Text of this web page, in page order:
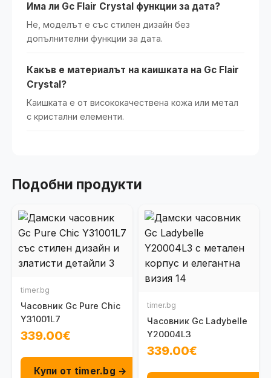
Има ли Gc Flair Crystal функции за дата?
Не, моделът е със стилен дизайн без
допълнителни функции за дата.
Какъв е материалът на каишката на Gc Flair
Crystal?
Каишката е от висококачествена кожа или метал
с кристални елементи.
Подобни продукти
timer.bg
Часовник Gc Pure Chic
Y31001L7
339.00€
Купи от timer.bg →
timer.bg
Часовник Gc Ladybelle
Y20004L3
339.00€